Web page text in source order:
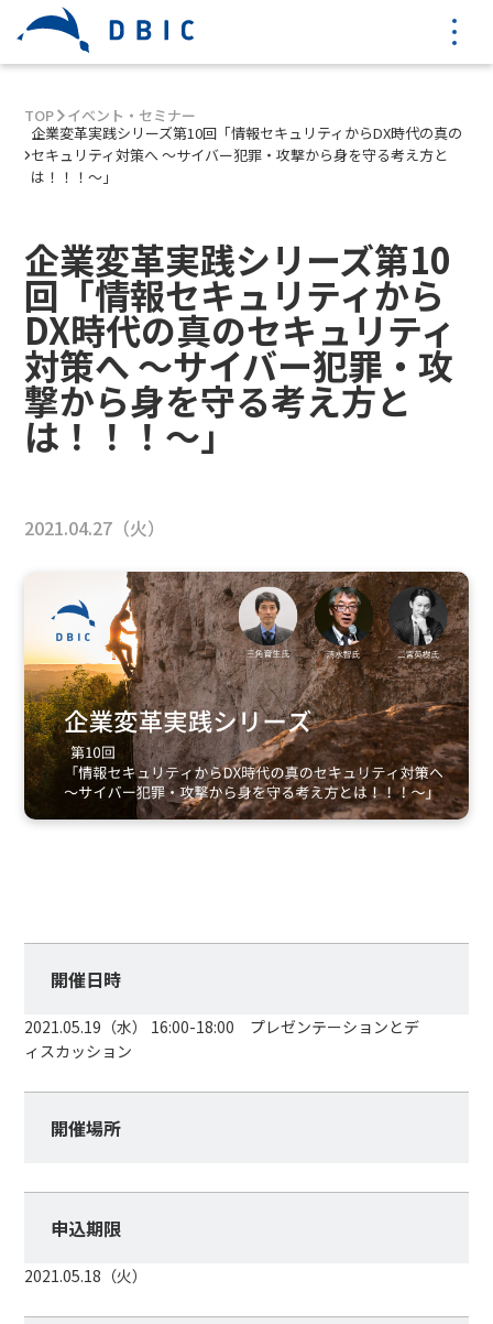
TOP
イベント・セミナー
企業変革実践シリーズ第10回「情報セキュリティからDX時代の真の
セキュリティ対策へ ～サイバー犯罪・攻撃から身を守る考え方と
は！！！～」
企業変革実践シリーズ第10
回「情報セキュリティから
DX時代の真のセキュリティ
対策へ ～サイバー犯罪・攻
撃から身を守る考え方と
は！！！～」
2021.04.27（火）
開催日時
2021.05.19（水） 16:00-18:00 プレゼンテーションとデ
ィスカッション
開催場所
申込期限
2021.05.18（火）